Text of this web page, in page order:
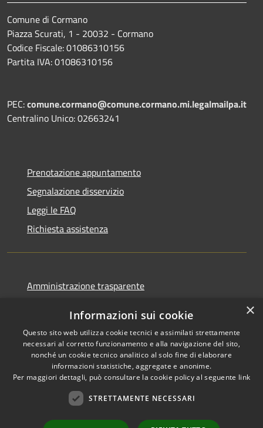
Comune di Cormano
Piazza Scurati, 1 - 20032 - Cormano
Codice Fiscale: 01086310156
Partita IVA: 01086310156
PEC:comune.cormano@comune.cormano.mi.legalmailpa.it
Centralino Unico: 02663241
Prenotazione appuntamento
Segnalazione disservizio
Leggi le FAQ
Richiesta assistenza
Amministrazione trasparente
Dichiarazione di accessibilità
Copyright © 2026 • Comune di
×
Informazioni sui cookie
Questo sito web utilizza cookie tecnici e assimilati strettamente
necessari al corretto funzionamento e alla navigazione del sito,
nonché un cookie tecnico analitico al solo fine di elaborare
informazioni statistiche, aggregate e anonime.
Per maggiori dettagli, può consultare la cookie policy al seguente link
STRETTAMENTE NECESSARI